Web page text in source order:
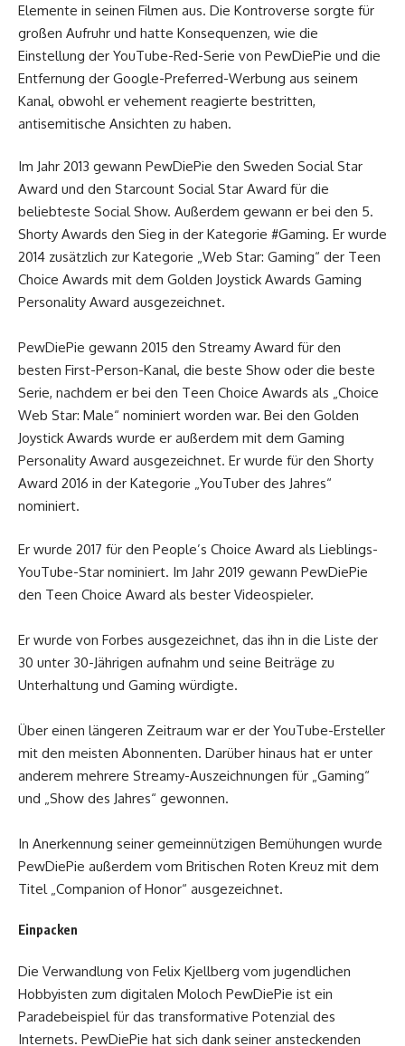
Elemente in seinen Filmen aus. Die Kontroverse sorgte für
großen Aufruhr und hatte Konsequenzen, wie die
Einstellung der YouTube-Red-Serie von PewDiePie und die
Entfernung der Google-Preferred-Werbung aus seinem
Kanal, obwohl er vehement reagierte bestritten,
antisemitische Ansichten zu haben.
Im Jahr 2013 gewann PewDiePie den Sweden Social Star
Award und den Starcount Social Star Award für die
beliebteste Social Show. Außerdem gewann er bei den 5.
Shorty Awards den Sieg in der Kategorie #Gaming. Er wurde
2014 zusätzlich zur Kategorie „Web Star: Gaming“ der Teen
Choice Awards mit dem Golden Joystick Awards Gaming
Personality Award ausgezeichnet.
PewDiePie gewann 2015 den Streamy Award für den
besten First-Person-Kanal, die beste Show oder die beste
Serie, nachdem er bei den Teen Choice Awards als „Choice
Web Star: Male“ nominiert worden war. Bei den Golden
Joystick Awards wurde er außerdem mit dem Gaming
Personality Award ausgezeichnet. Er wurde für den Shorty
Award 2016 in der Kategorie „YouTuber des Jahres“
nominiert.
Er wurde 2017 für den People’s Choice Award als Lieblings-
YouTube-Star nominiert. Im Jahr 2019 gewann PewDiePie
den Teen Choice Award als bester Videospieler.
Er wurde von Forbes ausgezeichnet, das ihn in die Liste der
30 unter 30-Jährigen aufnahm und seine Beiträge zu
Unterhaltung und Gaming würdigte.
Über einen längeren Zeitraum war er der YouTube-Ersteller
mit den meisten Abonnenten. Darüber hinaus hat er unter
anderem mehrere Streamy-Auszeichnungen für „Gaming“
und „Show des Jahres“ gewonnen.
In Anerkennung seiner gemeinnützigen Bemühungen wurde
PewDiePie außerdem vom Britischen Roten Kreuz mit dem
Titel „Companion of Honor“ ausgezeichnet.
Einpacken
Die Verwandlung von Felix Kjellberg vom jugendlichen
Hobbyisten zum digitalen Moloch PewDiePie ist ein
Paradebeispiel für das transformative Potenzial des
Internets. PewDiePie hat sich dank seiner ansteckenden